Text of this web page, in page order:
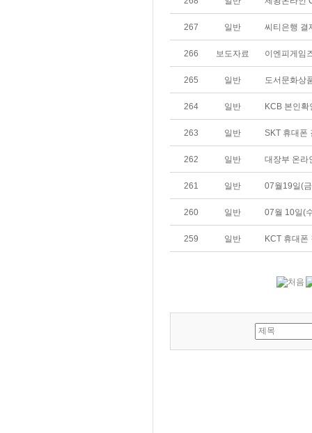
267 일반 씨티은행 결
266 보도자료 이엔피게임
265 일반 도서문화상
264 일반 KCB 본인
263 일반 SKT 휴대폰
262 일반 대장부 온라
261 일반 07월19일(
260 일반 07월 10일(
259 일반 KCT 휴대폰